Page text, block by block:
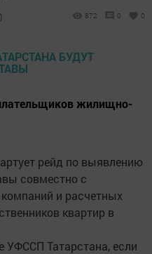
872 0 0
жилищно-
рейд по выявлению
совместно с
и расчетных
квартир в
УФССП Татарстана, если